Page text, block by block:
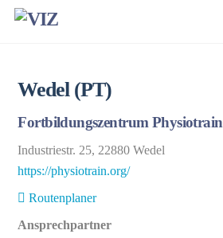
Skip
Wedel (PT)
Fortbildungszentrum Physiotrain
Industriestr. 25, 22880 Wedel
https://physiotrain.org/
Routenplaner
Ansprechpartner